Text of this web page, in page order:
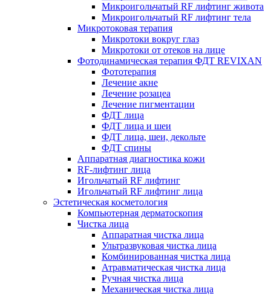
Микроигольчатый RF лифтинг живота
Микроигольчатый RF лифтинг тела
Микротоковая терапия
Микротоки вокруг глаз
Микротоки от отеков на лице
Фотодинамическая терапия ФДТ REVIXAN
Фототерапия
Лечение акне
Лечение розацеа
Лечение пигментации
ФДТ лица
ФДТ лица и шеи
ФДТ лица, шеи, декольте
ФДТ спины
Аппаратная диагностика кожи
RF-лифтинг лица
Игольчатый RF лифтинг
Игольчатый RF лифтинг лица
Эстетическая косметология
Компьютерная дерматоскопия
Чистка лица
Аппаратная чистка лица
Ультразвуковая чистка лица
Комбинированная чистка лица
Атравматическая чистка лица
Ручная чистка лица
Механическая чистка лица